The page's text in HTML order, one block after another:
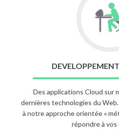
Des applications Cloud sur
dernières technologies du
à notre approche orientée «
répondre à